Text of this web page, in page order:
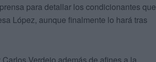
para detallar los condicionantes que
López, aunque finalmente lo hará tras
Carlos Verdejo además de afines a la